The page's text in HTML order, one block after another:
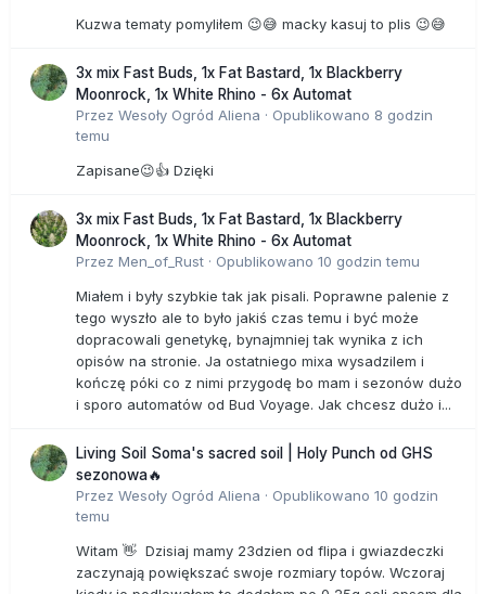
Kuzwa tematy pomyliłem 😉😅 macky kasuj to plis 😉😅
3x mix Fast Buds, 1x Fat Bastard, 1x Blackberry
Moonrock, 1x White Rhino - 6x Automat
Przez Wesoły Ogród Aliena · Opublikowano 8 godzin
temu
Zapisane😉👍 Dzięki
3x mix Fast Buds, 1x Fat Bastard, 1x Blackberry
Moonrock, 1x White Rhino - 6x Automat
Przez Men_of_Rust · Opublikowano 10 godzin temu
Miałem i były szybkie tak jak pisali. Poprawne palenie z
tego wyszło ale to było jakiś czas temu i być może
dopracowali genetykę, bynajmniej tak wynika z ich
opisów na stronie. Ja ostatniego mixa wysadzilem i
kończę póki co z nimi przygodę bo mam i sezonów dużo
i sporo automatów od Bud Voyage. Jak chcesz dużo i...
Living Soil Soma's sacred soil | Holy Punch od GHS
sezonowa🔥
Przez Wesoły Ogród Aliena · Opublikowano 10 godzin
temu
Witam 👋 Dzisiaj mamy 23dzien od flipa i gwiazdeczki
zaczynają powiększać swoje rozmiary topów. Wczoraj